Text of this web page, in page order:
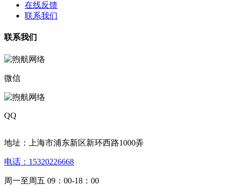
在线反馈
联系我们
联系我们
微信
QQ
地址：上海市浦东新区新环西路1000弄
电话：15320226668
周一至周五 09：00-18：00